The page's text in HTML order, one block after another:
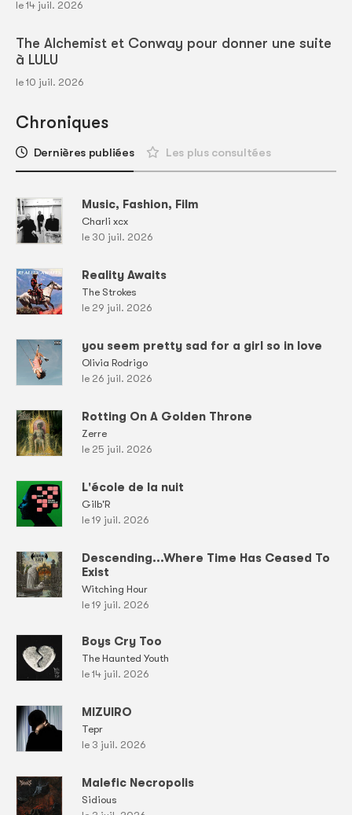
le 14 juil. 2026
The Alchemist et Conway pour donner une suite
à LULU
le 10 juil. 2026
Chroniques
Dernières publiées Les plus consultées
Music, Fashion, Film
Charli xcx
le 30 juil. 2026
Reality Awaits
The Strokes
le 29 juil. 2026
you seem pretty sad for a girl so in love
Olivia Rodrigo
le 26 juil. 2026
Rotting On A Golden Throne
Zerre
le 25 juil. 2026
L'école de la nuit
Gilb'R
le 19 juil. 2026
Descending...Where Time Has Ceased To
Exist
Witching Hour
le 19 juil. 2026
Boys Cry Too
The Haunted Youth
le 14 juil. 2026
MIZUIRO
Tepr
le 3 juil. 2026
Malefic Necropolis
Sidious